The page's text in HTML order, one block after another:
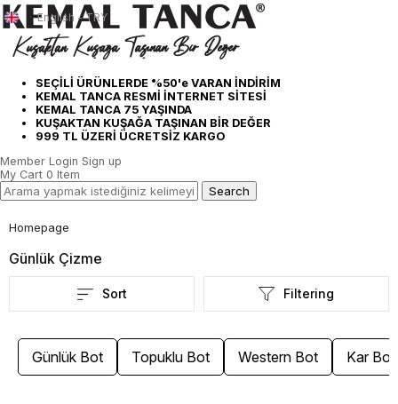
SEÇİLİ ÜRÜNLERDE %50'e VARAN İNDİRİM
KEMAL TANCA RESMİ İNTERNET SİTESİ
KEMAL TANCA 75 YAŞINDA
KUŞAKTAN KUŞAĞA TAŞINAN BİR DEĞER
999 TL ÜZERİ ÜCRETSİZ KARGO
English - TRY
Member Login Sign up
My Cart 0 Item
Homepage
Günlük Çizme
Filtering
Sort
Günlük Bot Topuklu Bot Western Bot Kar